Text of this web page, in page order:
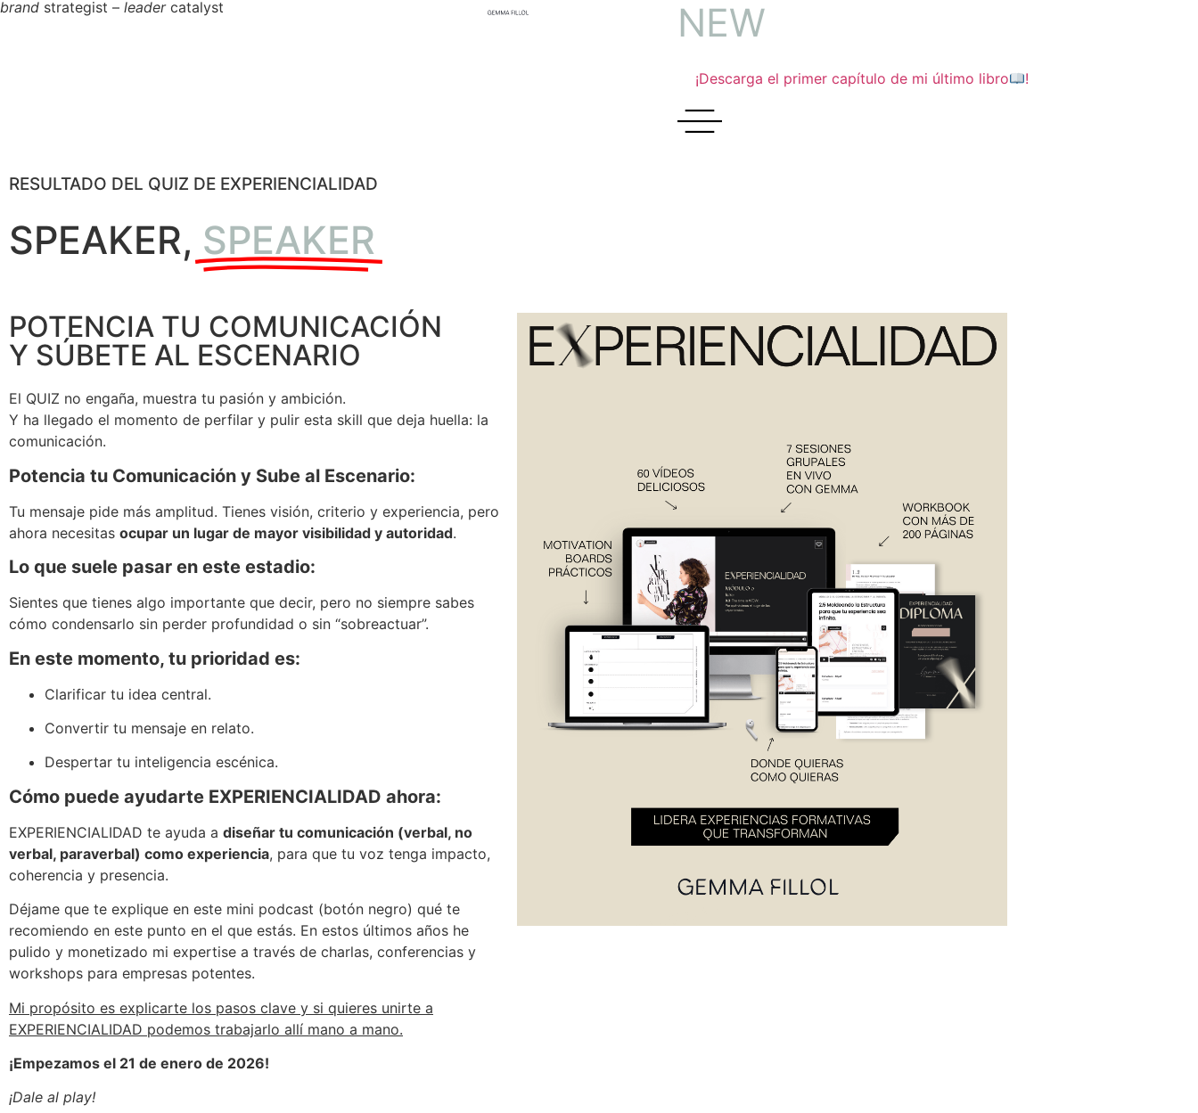
brand strategist – leadercatalyst NEW
¡Descarga el primer capítulo de mi último libro !
RESULTADO DEL QUIZ DE EXPERIENCIALIDAD
SPEAKER, SPEAKER
POTENCIA TU COMUNICACIÓN
Y SÚBETE AL ESCENARIO
El QUIZ no engaña, muestra tu pasión y ambición.
Y ha llegado el momento de perfilar y pulir esta skill que deja huella: la
comunicación.
Potencia tu Comunicación y Sube al Escenario:
Tu mensaje pide más amplitud. Tienes visión, criterio y experiencia, pero
ahora necesitas ocupar un lugar de mayor visibilidad y autoridad.
Lo que suele pasar en este estadio:
Sientes que tienes algo importante que decir, pero no siempre sabes
cómo condensarlo sin perder profundidad o sin “sobreactuar”.
En este momento, tu prioridad es:
Clarificar tu idea central.
Convertir tu mensaje en relato.
Despertar tu inteligencia escénica.
Cómo puede ayudarte EXPERIENCIALIDAD ahora:
EXPERIENCIALIDAD te ayuda a diseñar tu comunicación (verbal, no
verbal, paraverbal) como experiencia, para que tu voz tenga impacto,
coherencia y presencia.
Déjame que te explique en este mini podcast (botón negro) qué te
recomiendo en este punto en el que estás. En estos últimos años he
pulido y monetizado mi expertise a través de charlas, conferencias y
workshops para empresas potentes.
Mi propósito es explicarte los pasos clave y si quieres unirte a
EXPERIENCIALIDAD podemos trabajarlo allí mano a mano.
¡Empezamos el 21 de enero de 2026!
¡Dale al play!